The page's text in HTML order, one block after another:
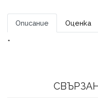
Описание Оценка
*